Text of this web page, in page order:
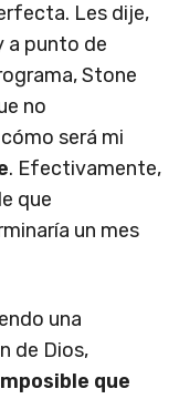
Les dije,
a punto de
Stone
no
será mi
. Efectivamente,
que
un mes
una
de Dios,
que